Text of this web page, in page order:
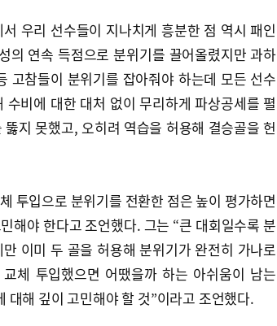
우리 선수들이 지나치게 흥분한 점 역시 패인
의 연속 득점으로 분위기를 끌어올렸지만 과하
고참들이 분위기를 잡아줘야 하는데 모든 선수
비에 대한 대처 없이 무리하게 파상공세를 펼
지 못했고, 오히려 역습을 허용해 결승골을 헌
투입으로 분위기를 전환한 점은 높이 평가하면
해야 한다고 조언했다. 그는 “큰 대회일수록 분
이미 두 골을 허용해 분위기가 완전히 가나로
체 투입했으면 어땠을까 하는 아쉬움이 남는
대해 깊이 고민해야 할 것”이라고 조언했다.